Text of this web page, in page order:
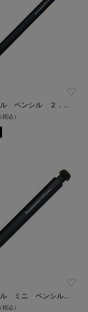
スペシャル ペンシル ２．０ｍｍ
（税込）
スペシャル ミニ ペンシル ２．０ｍｍ
（税込）